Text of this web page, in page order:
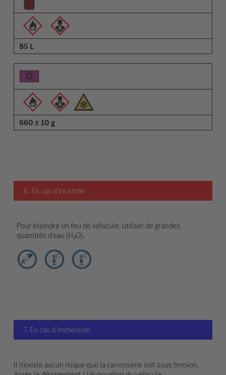
85 L
660 ± 10 g
6. En cas d'incendie
Pour éteindre un feu de véhicule, utiliser de grandes
quantités d’eau (H₂O).
7. En cas d'immersion
Il n’existe aucun risque que la carrosserie soit sous tension.